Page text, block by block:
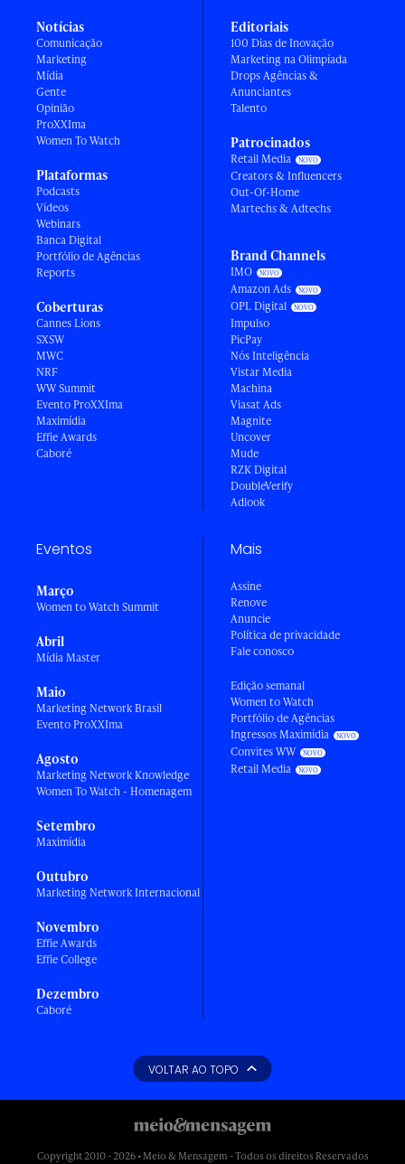
Notícias
Comunicação
Marketing
Mídia
Gente
Opinião
ProXXIma
Women To Watch
Plataformas
Podcasts
Vídeos
Webinars
Banca Digital
Portfólio de Agências
Reports
Coberturas
Cannes Lions
SXSW
MWC
NRF
WW Summit
Evento ProXXIma
Maximídia
Effie Awards
Caboré
Editoriais
100 Dias de Inovação
Marketing na Olimpíada
Drops Agências &
Anunciantes
Talento
Patrocinados
Retail Media
Creators & Influencers
Out-Of-Home
Martechs & Adtechs
Brand Channels
IMO
Amazon Ads
OPL Digital
Impulso
PicPay
Nós Inteligência
Vistar Media
Machina
Viasat Ads
Magnite
Uncover
Mude
RZK Digital
DoubleVerify
Adlook
Eventos
Março
Women to Watch Summit
Abril
Mídia Master
Maio
Marketing Network Brasil
Evento ProXXIma
Agosto
Marketing Network Knowledge
Women To Watch - Homenagem
Setembro
Maximídia
Outubro
Marketing Network Internacional
Novembro
Effie Awards
Effie College
Dezembro
Caboré
Mais
Assine
Renove
Anuncie
Política de privacidade
Fale conosco
Edição semanal
Women to Watch
Portfólio de Agências
Ingressos Maximídia
Convites WW
Retail Media
VOLTAR AO TOPO
Copyright 2010 - 2026 • Meio & Mensagem - Todos os direitos Reservados